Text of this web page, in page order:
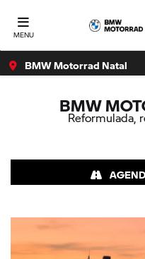
MENU
BMW Motorrad Natal
BMW
Reformulada,